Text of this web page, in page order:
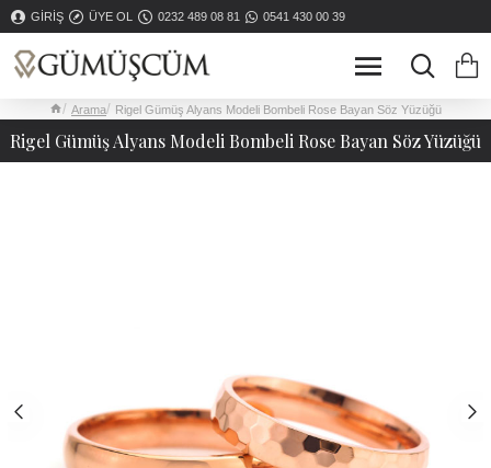
GIRIŞ ÜYE OL 0232 489 08 81 0541 430 00 39
Arama Rigel Gümüş Alyans Modeli Bombeli Rose Bayan Söz Yüzüğü
Rigel Gümüş Alyans Modeli Bombeli Rose Bayan Söz Yüzüğü